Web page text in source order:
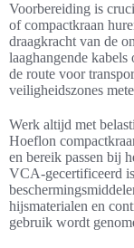
Voorbereiding is
of compactkraan
draagkracht van de
laaghangende
de route voor
veiligheidszones
Werk altijd met
Hoeflon
en bereik passen bij
VCA-gecertificeerd
hijsmaterialen en
gebruik wordt